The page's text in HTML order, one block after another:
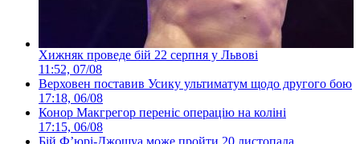
Хижняк проведе бій 22 серпня у Львові
11:52, 07/08
Верховен поставив Усику ультиматум щодо другого бою
17:18, 06/08
Конор Макгрегор переніс операцію на коліні
17:15, 06/08
Бій Ф’юрі-Джошуа може пройти 20 листопада